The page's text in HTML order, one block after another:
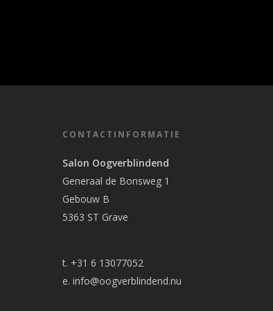
CONTACTINFORMATIE
Salon Oogverblindend
Generaal de Bonsweg 1
Gebouw B
5363 ST Grave
t. +31 6 13077052
e. info@oogverblindend.nu